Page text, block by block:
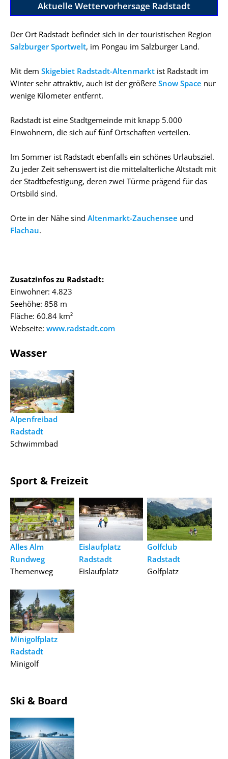
Aktuelle Wettervorhersage Radstadt
Der Ort Radstadt befindet sich in der touristischen Region
Salzburger Sportwelt, im Pongau im Salzburger Land.
Mit dem Skigebiet Radstadt-Altenmarkt ist Radstadt im
Winter sehr attraktiv, auch ist der größere Snow Space nur
wenige Kilometer entfernt.
Radstadt ist eine Stadtgemeinde mit knapp 5.000
Einwohnern, die sich auf fünf Ortschaften verteilen.
Im Sommer ist Radstadt ebenfalls ein schönes Urlaubsziel.
Zu jeder Zeit sehenswert ist die mittelalterliche Altstadt mit
der Stadtbefestigung, deren zwei Türme prägend für das
Ortsbild sind.
Orte in der Nähe sind Altenmarkt-Zauchensee und
Flachau.
Zusatzinfos zu Radstadt:
Einwohner: 4.823
Seehöhe: 858 m
Fläche: 60.84 km²
Webseite: www.radstadt.com
Wasser
Alpenfreibad
Radstadt
Schwimmbad
Sport & Freizeit
Alles Alm
Rundweg
Themenweg
Minigolfplatz
Radstadt
Minigolf
Eislaufplatz
Radstadt
Eislaufplatz
Golfclub
Radstadt
Golfplatz
Ski & Board